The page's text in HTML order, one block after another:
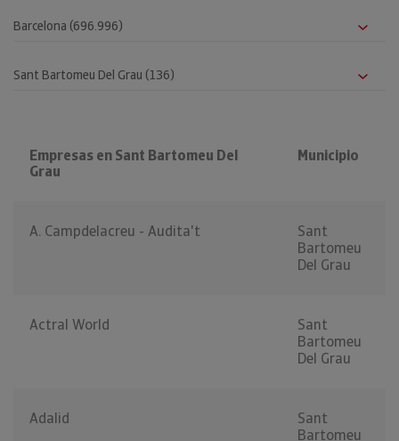
Empresas en Sant Bartomeu Del
Grau
Municipio
A. Campdelacreu - Audita't
Sant
Bartomeu
Del Grau
Actral World
Sant
Bartomeu
Del Grau
Adalid
Sant
Bartomeu